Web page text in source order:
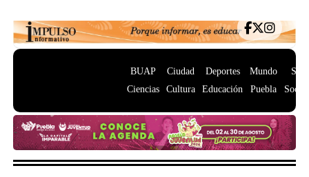
BUAP
Ciencias
Ciudad
Cultura
Deportes
Educación
Mundo
Puebla